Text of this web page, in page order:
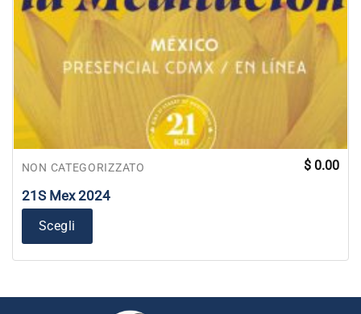
NON CATEGORIZZATO
21S Mex 2024
$ 0.00
Scegli